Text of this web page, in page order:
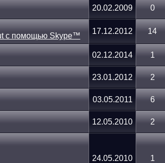
20.02.2009 0
17.12.2012 14
02.12.2014 1
23.01.2012 2
03.05.2011 6
12.05.2010 2
24.05.2010 1